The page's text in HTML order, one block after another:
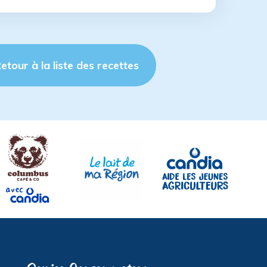
à la liste des recettes